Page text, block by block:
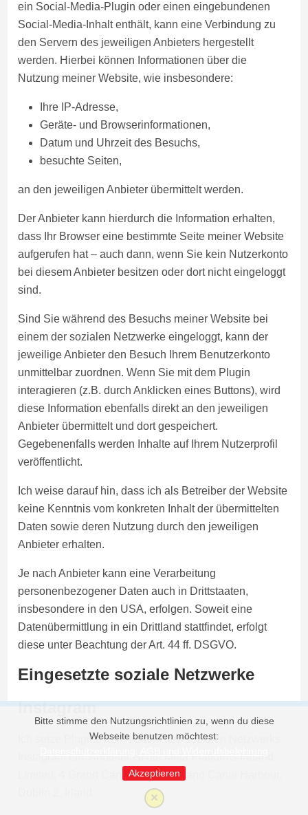
Bitte stimme den Nutzungsrichtlinien zu, wenn du diese
Webseite benutzen möchtest:
Akzeptieren
ein Social-Media-Plugin oder einen eingebundenen
Social-Media-Inhalt enthält, kann eine Verbindung zu
den Servern des jeweiligen Anbieters hergestellt
werden. Hierbei können Informationen über die
Nutzung meiner Website, wie insbesondere:
Ihre IP-Adresse,
Geräte- und Browserinformationen,
Datum und Uhrzeit des Besuchs,
besuchte Seiten,
an den jeweiligen Anbieter übermittelt werden.
Der Anbieter kann hierdurch die Information erhalten,
dass Ihr Browser eine bestimmte Seite meiner Website
aufgerufen hat – auch dann, wenn Sie kein Nutzerkonto
bei diesem Anbieter besitzen oder dort nicht eingeloggt
sind.
Sind Sie während des Besuchs meiner Website bei
einem der sozialen Netzwerke eingeloggt, kann der
jeweilige Anbieter den Besuch Ihrem Benutzerkonto
unmittelbar zuordnen. Wenn Sie mit dem Plugin
interagieren (z.B. durch Anklicken eines Buttons), wird
diese Information ebenfalls direkt an den jeweiligen
Anbieter übermittelt und dort gespeichert.
Gegebenenfalls werden Inhalte auf Ihrem Nutzerprofil
veröffentlicht.
Ich weise darauf hin, dass ich als Betreiber der Website
keine Kenntnis vom konkreten Inhalt der übermittelten
Daten sowie deren Nutzung durch den jeweiligen
Anbieter erhalten.
Je nach Anbieter kann eine Verarbeitung
personenbezogener Daten auch in Drittstaaten,
insbesondere in den USA, erfolgen. Soweit eine
Datenübermittlung in ein Drittland stattfindet, erfolgt
diese unter Beachtung der Art. 44 ff. DSGVO.
Eingesetzte soziale Netzwerke
Instagram
Ich setze Plugins bzw. Inhalte des sozialen Netzwerks
Limited, 4 Grand Canal Square, Grand Canal Harbour,